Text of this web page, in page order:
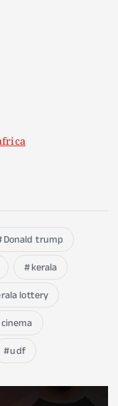
Donald trump
kerala
lottery
udf